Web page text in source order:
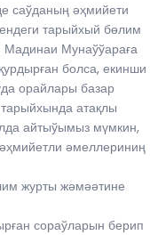
саўданың әҳмийети
тарыйхый бөлим
Мадинаи Мунаўўараға
болса, екинши
орайлары базар
атақлы
айтыўымыз мүмкин,
әмеллериниң
журты жәмәәтине
сораўларын берип